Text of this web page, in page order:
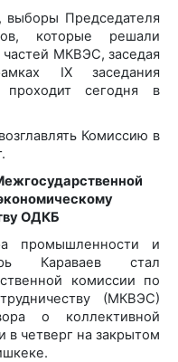
выборы Председателя
которые решали
МКВЭС, заседая
IX заседания
проходит сегодня в
Комиссию в
ОДКБ
промышленности и
Караваев стал
комиссии по
(МКВЭС)
о коллективной
четверг на закрытом